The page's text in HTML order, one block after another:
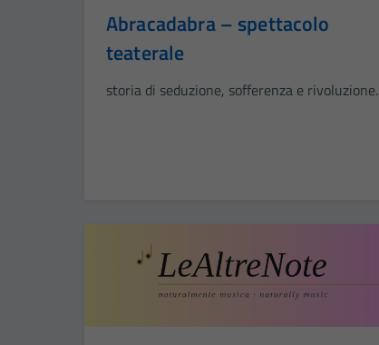
Abracadabra – spettacolo
teaterale
storia di seduzione, sofferenza e rivoluzione.